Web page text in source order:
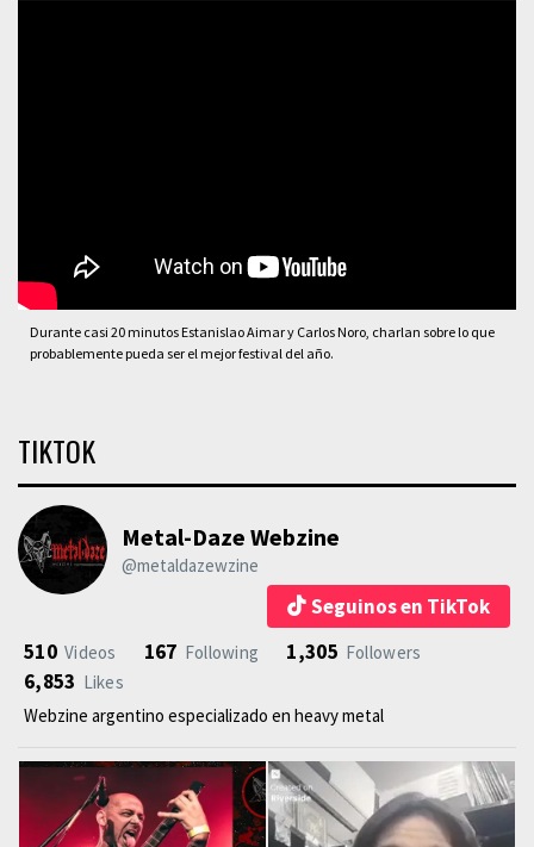
Durante casi 20 minutos Estanislao Aimar y Carlos Noro, charlan sobre lo que
probablemente pueda ser el mejor festival del año.
TIKTOK
Metal-Daze Webzine
@metaldazewzine
Seguinos en TikTok
510 Videos 167 Following 1,305 Followers
6,853 Likes
Webzine argentino especializado en heavy metal